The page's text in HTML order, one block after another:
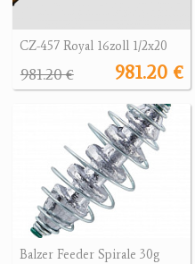
CZ-457 Royal 16zoll 1/2x20
981.20 €
981.20 €
Balzer Feeder Spirale 30g